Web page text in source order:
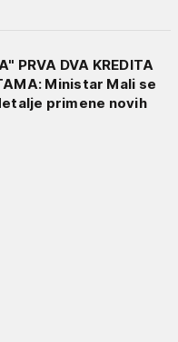
PRVA DVA KREDITA
Ministar Mali se
primene novih